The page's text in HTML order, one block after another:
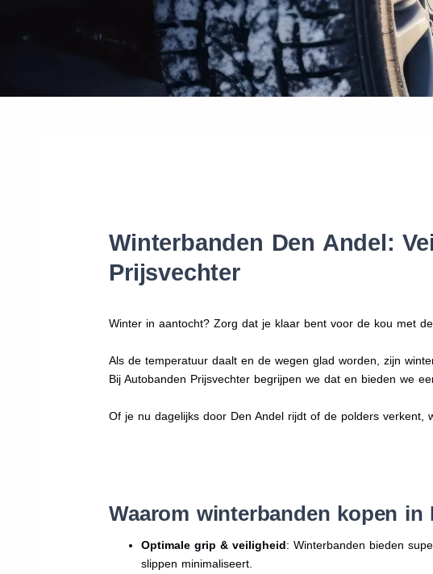
Winterbanden Den Andel:
Prijsvechter
Winter in aantocht? Zorg dat je klaar bent voor de kou met de
Als de temperatuur daalt en de wegen glad worden, zijn
Bij Autobanden Prijsvechter begrijpen we dat en bieden we
Of je nu dagelijks door Den Andel rijdt of de polders verkent,
Waarom winterbanden kopen in
Optimale grip & veiligheid: Winterbanden bieden
slippen minimaliseert.